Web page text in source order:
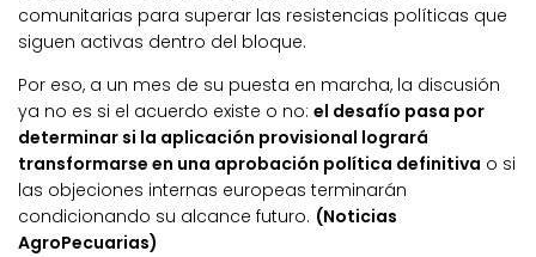
comunitarias para superar las resistencias políticas que
siguen activas dentro del bloque.
Por eso, a un mes de su puesta en marcha, la discusión
ya no es si el acuerdo existe o no: el desafío pasa por
determinar si la aplicación provisional logrará
transformarse en una aprobación política definitiva o si
las objeciones internas europeas terminarán
condicionando su alcance futuro. (Noticias
AgroPecuarias)